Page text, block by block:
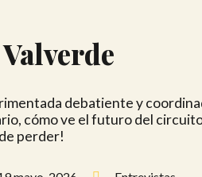
debatiente y
cómo ve el futuro del
perder!